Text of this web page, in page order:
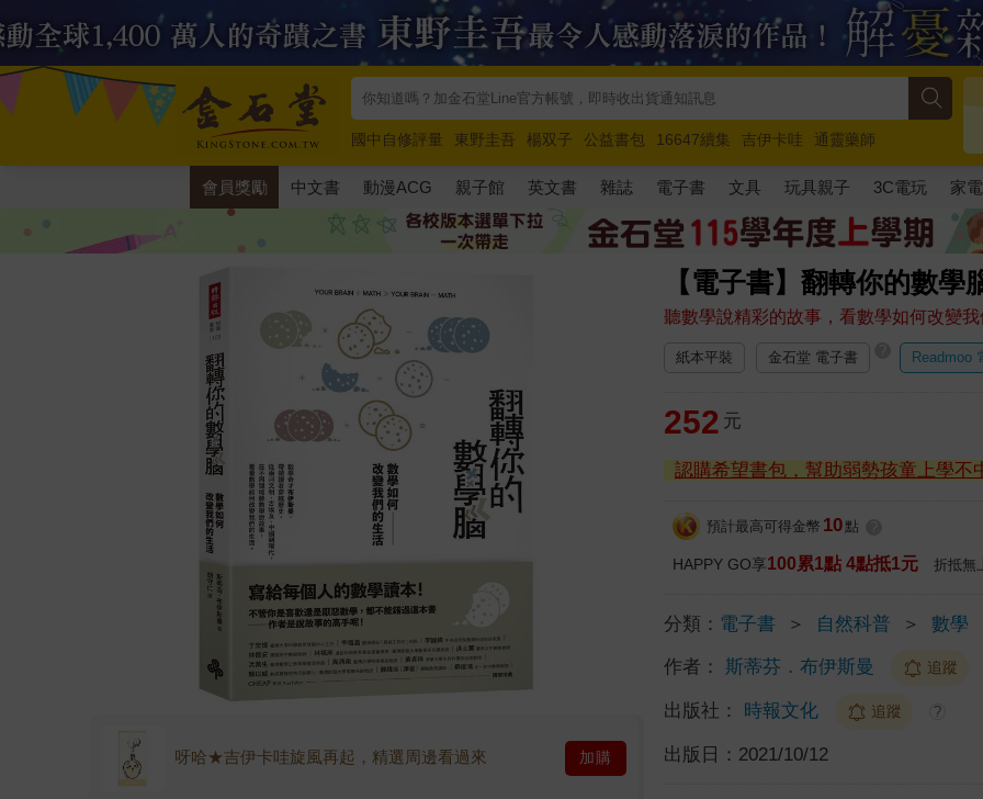
國中自修評量 東野圭吾 楊双子 公益書包 16647續集 吉伊卡哇
通靈藥師
唯紅花綻放
奧德賽 路邊攤新作 馬斯克 玩具總動員5 超慢跑
會員獎勵 中文書 動漫ACG 親子館 英文書 雜誌 電子書 文具 玩具親子 3C電玩 家電
【電子書】翻轉你的數學
聽數學說精彩的故事，看數學如何改變
呀哈★吉伊卡哇旋風再起，精選周邊看過來 加購
紙本平裝 金石堂 電子書 Readmoo
252 元
認購希望書包，幫助弱勢孩童上學不
預計最高可得金幣 10 點
HAPPY GO享100累1點 4點抵1元 折抵無
分類： 電子書 ＞ 自然科普 ＞ 數學
作者： 斯蒂芬．布伊斯曼 追蹤
出版社： 時報文化 追蹤 ?
出版日： 2021/10/12